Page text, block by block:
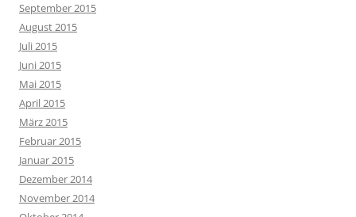
September 2015
August 2015
Juli 2015
Juni 2015
Mai 2015
April 2015
März 2015
Februar 2015
Januar 2015
Dezember 2014
November 2014